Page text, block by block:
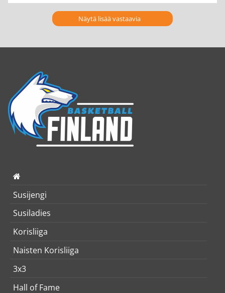
Näytä lisää vastaavia
Susijengi
Susiladies
Korisliiga
Naisten Korisliiga
3x3
Hall of Fame